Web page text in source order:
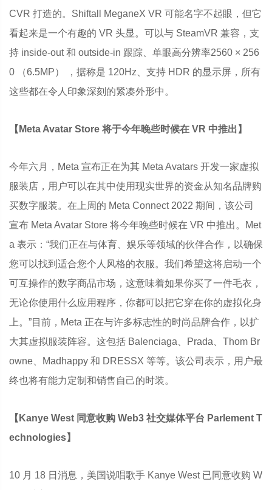
CVR 打造的。Shiftall MeganeX VR 可能名字不起眼，但它
看起来是一个有趣的 VR 头显。可以与 SteamVR 兼容，支
持 inside-out 和 outside-in 跟踪、单眼高分辨率2560 × 256
0 （6.5MP） ，据称是 120Hz、支持 HDR 的显示屏，所有
这些都在令人印象深刻的紧凑外形中。
【Meta Avatar Store 将于今年晚些时候在 VR 中推出】
今年六月，Meta 宣布正在为其 Meta Avatars 开发一家虚拟
服装店，用户可以在其中使用现实世界的资金从知名品牌购
买数字服装。在上周的 Meta Connect 2022 期间，该公司
宣布 Meta Avatar Store 将今年晚些时候在 VR 中推出。Met
a 表示：“我们正在与体育、娱乐等领域的伙伴合作，以确保
您可以找到适合您个人风格的衣服。我们希望这将启动一个
可互操作的数字商品市场，这意味着如果你买了一件毛衣，
无论你使用什么应用程序，你都可以把它穿在你的虚拟化身
上。”目前，Meta 正在与许多标志性的时尚品牌合作，以扩
大其虚拟服装阵容。这包括 Balenciaga、Prada、Thom Br
owne、Madhappy 和 DRESSX 等等。该公司表示，用户最
终也将有能力定制和销售自己的时装。
【Kanye West 同意收购 Web3 社交媒体平台 Parlement T
echnologies】
10 月 18 日消息，美国说唱歌手 Kanye West 已同意收购 W